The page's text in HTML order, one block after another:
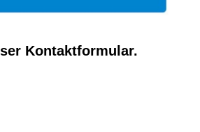
Kontaktformular.